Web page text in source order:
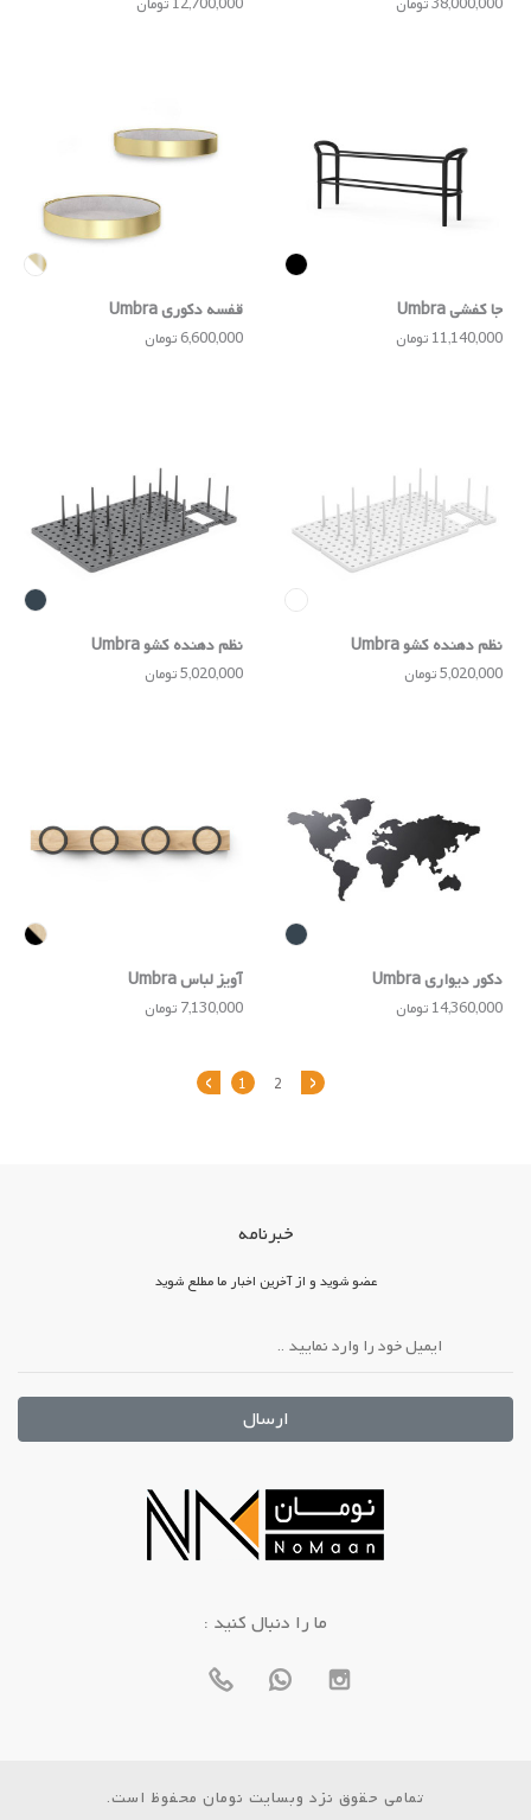
جا کفشی Umbra
11,140,000 تومان
قفسه دکوری Umbra
6,600,000 تومان
نظم دهنده کشو Umbra
5,020,000 تومان
نظم دهنده کشو Umbra
5,020,000 تومان
دکور دیواری Umbra
14,360,000 تومان
آویز لباس Umbra
7,130,000 تومان
‹ 1 2 ›
خبرنامه
عضو شوید و از آخرین اخبار ما مطلع شوید
ارسال
: ما را دنبال کنید
تمامی حقوق نزد وبسایت نومان محفوظ است.